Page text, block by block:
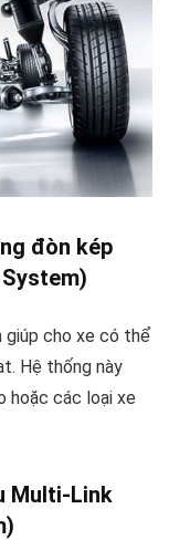
đòn kép
giúp cho xe có thể
Hệ thống này
hoặc các loại xe
Multi-Link